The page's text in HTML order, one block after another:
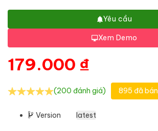
Yêu cầu
Xem Demo
179.000 ₫
(200 đánh giá) 895 đã bán
Version latest